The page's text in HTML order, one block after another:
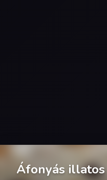
Áfonyás